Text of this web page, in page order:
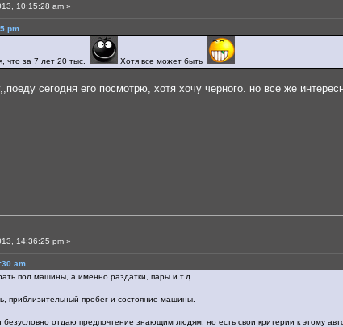
10:15:28 am »
pm
что за 7 лет 20 тыс. Хотя все может быть
сегодня его посмотрю, хотя хочу черного. но все же
14:36:25 pm »
am
пол машины, а именно раздатки, пары и т.д.
приблизительный пробег и состояние машины.
отдаю предпочтение знающим людям, но есть свои критерии к этому